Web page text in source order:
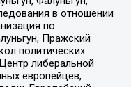
в отношении
по
Пражский
политических
либеральной
европейцев,